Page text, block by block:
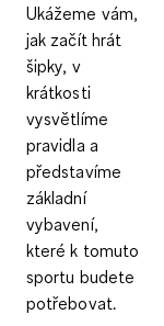
Ukážeme vám,
jak začít hrát
šipky, v
krátkosti
vysvětlíme
pravidla a
představíme
základní
vybavení,
které k tomuto
sportu budete
potřebovat.